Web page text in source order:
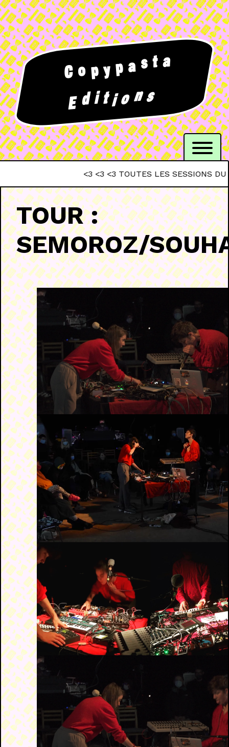
C o py p a s t a
E ditions
<3 <3 <3 TOUTES LES SESSIONS DU
TOUR :
SEMOROZ/